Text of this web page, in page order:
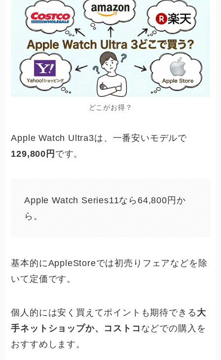
どこがお得？
Apple Watch Ultra3は、一番安いモデルで
129,800円 です。
Apple Watch Series11なら64,800円か
ら。
基本的にAppleStoreでは初売りフェアなどを除
いて定価です。
個人的には安く買えてポイントも期待できる 大
手ネットショップか、コストコ などでの購入を
おすすめします。